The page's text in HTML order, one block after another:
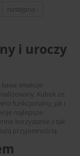
następna ›
i uroczy
smakuje
Kubek ze
funkcjonalny, jak i
najlepsze
korzystanie z tak
przyjemnością.